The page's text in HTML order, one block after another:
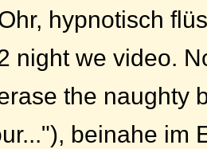
hypnotisch
night we video.
the naughty
beinahe im